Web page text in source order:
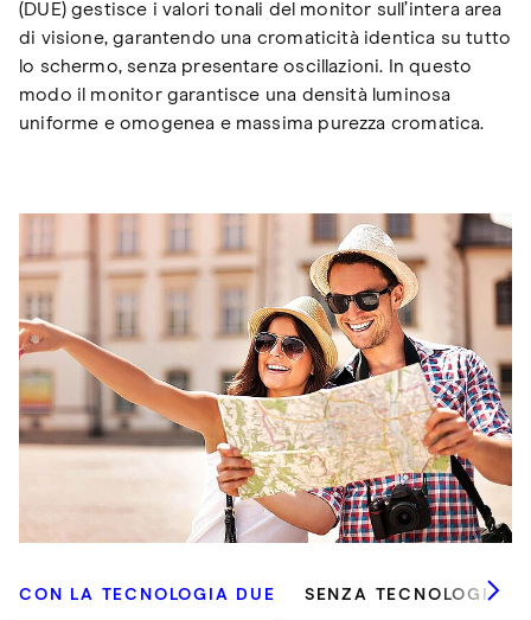
(DUE) gestisce i valori tonali del monitor sull’intera area
di visione, garantendo una cromaticità identica su tutto
lo schermo, senza presentare oscillazioni. In questo
modo il monitor garantisce una densità luminosa
uniforme e omogenea e massima purezza cromatica.
CON LA TECNOLOGIA DUE SENZA TECNOLOGIA